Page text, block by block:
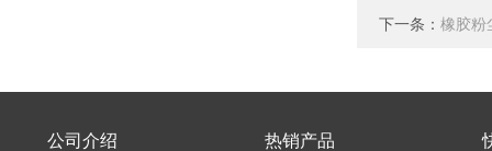
下一条： 橡胶粉
公司介绍 热销产品